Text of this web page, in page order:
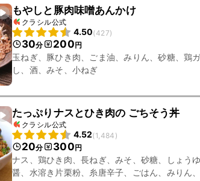
もやしと豚肉味噌あんかけ
クラシル公式
4.50(427)
30分 200円
玉ねぎ、豚ひき肉、ごま油、みりん、砂糖、鶏
し、酒、みそ、小ねぎ
たっぷりナスとひき肉の ごちそう丼
クラシル公式
4.52(1,484 )
20分 300円
ナス、鶏ひき肉、長ねぎ、みそ、砂糖、しょう
醤、水溶き片栗粉、糸唐辛子、ごはん、みりん